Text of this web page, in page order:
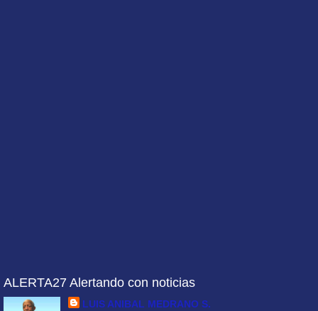
ALERTA27 Alertando con noticias
LUIS ANIBAL MEDRANO S.